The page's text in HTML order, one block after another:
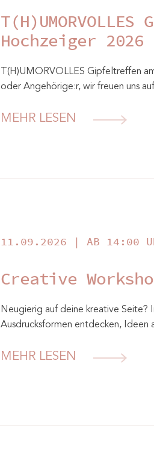
Hochzeiger 2026
T(H)UMORVOLLES Gipfeltreffen
oder Angehörige:r, wir freuen uns
MEHR LESEN
11.09.2026 | AB 14:00
Creative
Neugierig auf deine kreative Seite?
Ausdrucksformen entdecken,
MEHR LESEN